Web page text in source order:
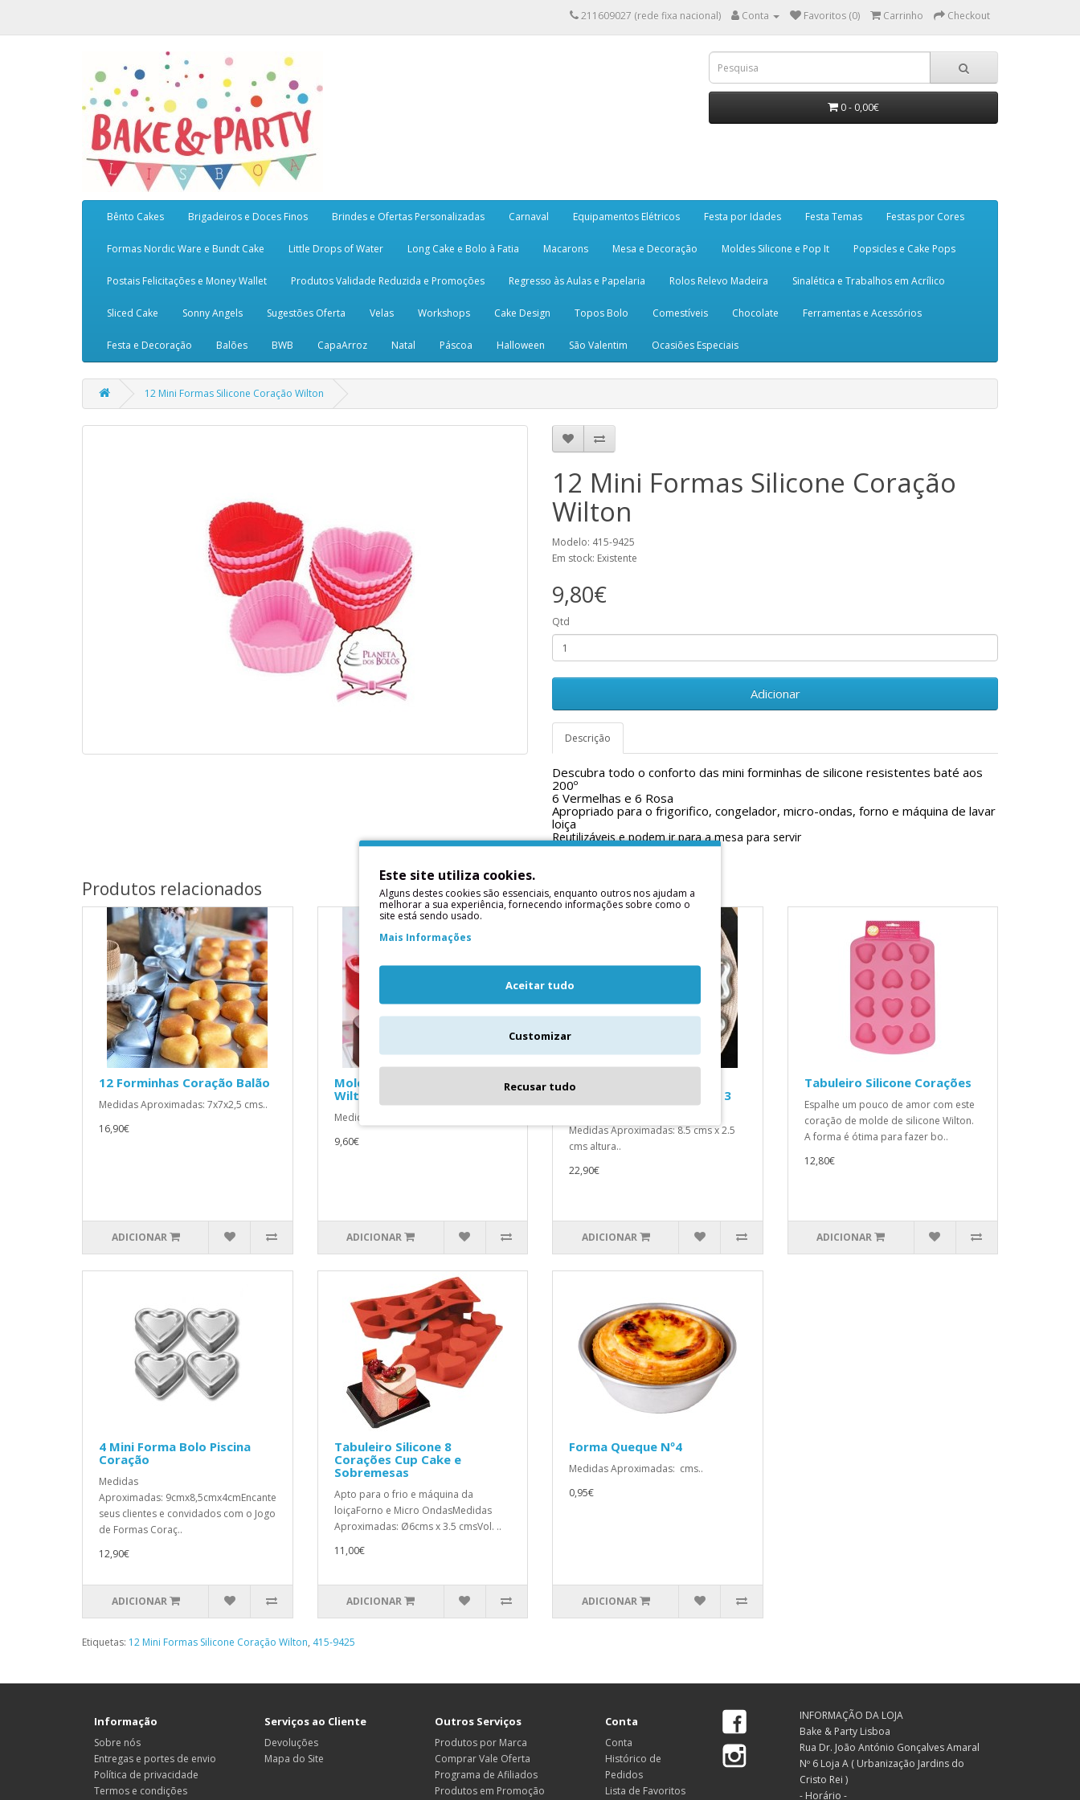
211609027 (rede fixa nacional) Conta Favoritos (0) Carrinho Checkout
0 - 0,00€
Bênto Cakes Brigadeiros e Doces Finos Brindes e Ofertas Personalizadas Carnaval Equipamentos Elétricos Festa por Idades Festa Temas Festas por Cores
Formas Nordic Ware e Bundt Cake Little Drops of Water Long Cake e Bolo à Fatia Macarons Mesa e Decoração Moldes Silicone e Pop It Popsicles e Cake Pops
Postais Felicitações e Money Wallet Produtos Validade Reduzida e Promoções Regresso às Aulas e Papelaria Rolos Relevo Madeira Sinalética e Trabalhos em Acrílico
Sliced Cake Sonny Angels Sugestões Oferta Velas Workshops Cake Design Topos Bolo Comestíveis Chocolate Ferramentas e Acessórios
Festa e Decoração Balões BWB CapaArroz Natal Páscoa Halloween São Valentim Ocasiões Especiais
12 Mini Formas Silicone Coração Wilton
12 Mini Formas Silicone Coração
Wilton
Modelo: 415-9425
Em stock: Existente
9,80€
Qtd
Adicionar
Descrição
Descubra todo o conforto das mini forminhas de silicone resistentes baté aos
200º
6 Vermelhas e 6 Rosa
Apropriado para o frigorifico, congelador, micro-ondas, forno e máquina de lavar
loiça
Reutilizáveis e podem ir para a mesa para servir
Diâmetro de base 3 cm.
Produtos relacionados
12 Forminhas Coração Balão
Medidas Aproximadas: 7x7x2,5 cms..
16,90€
ADICIONAR
Molde Silicone Copo Coração
Wilton
Medidas Aproximadas: 29 x 13 cms..
9,60€
ADICIONAR
12 Mini Forma Bolo
Ballerine/Piscina Coração 3
Cam
Medidas Aproximadas: 8.5 cms x 2.5
cms altura..
22,90€
ADICIONAR
Tabuleiro Silicone Corações
Espalhe um pouco de amor com este
coração de molde de silicone Wilton.
A forma é ótima para fazer bo..
12,80€
ADICIONAR
4 Mini Forma Bolo Piscina
Coração
Medidas
Aproximadas: 9cmx8,5cmx4cmEncante
seus clientes e convidados com o Jogo
de Formas Coraç..
12,90€
ADICIONAR
Tabuleiro Silicone 8
Corações Cup Cake e
Sobremesas
Apto para o frio e máquina da
loiçaForno e Micro OndasMedidas
Aproximadas: Ø6cms x 3.5 cmsVol. ..
11,00€
ADICIONAR
Forma Queque Nº4
Medidas Aproximadas: cms..
0,95€
ADICIONAR
Etiquetas: 12 Mini Formas Silicone Coração Wilton, 415-9425
Informação
Sobre nós
Entregas e portes de envio
Política de privacidade
Termos e condições
Serviços ao Cliente
Devoluções
Mapa do Site
Outros Serviços
Produtos por Marca
Comprar Vale Oferta
Programa de Afiliados
Produtos em Promoção
Conta
Conta
Histórico de
Pedidos
Lista de Favoritos
INFORMAÇÃO DA LOJA
Bake & Party Lisboa
Rua Dr. João António Gonçalves Amaral
Nº 6 Loja A ( Urbanização Jardins do
Cristo Rei )
- Horário -
Este site utiliza cookies.
Alguns destes cookies são essenciais, enquanto outros nos ajudam a
melhorar a sua experiência, fornecendo informações sobre como o
site está sendo usado.
Mais Informações
Aceitar tudo
Customizar
Recusar tudo